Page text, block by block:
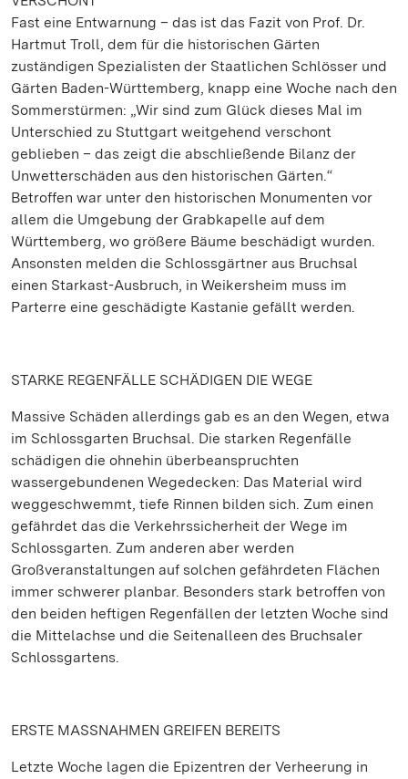
Fast eine Entwarnung – das ist das Fazit von Prof. Dr.
Hartmut Troll, dem für die historischen Gärten
zuständigen Spezialisten der Staatlichen Schlösser und
Gärten Baden-Württemberg, knapp eine Woche nach den
Sommerstürmen: „Wir sind zum Glück dieses Mal im
Unterschied zu Stuttgart weitgehend verschont
geblieben – das zeigt die abschließende Bilanz der
Unwetterschäden aus den historischen Gärten.“
Betroffen war unter den historischen Monumenten vor
allem die Umgebung der Grabkapelle auf dem
Württemberg, wo größere Bäume beschädigt wurden.
Ansonsten melden die Schlossgärtner aus Bruchsal
einen Starkast-Ausbruch, in Weikersheim muss im
Parterre eine geschädigte Kastanie gefällt werden.
STARKE REGENFÄLLE SCHÄDIGEN DIE WEGE
Massive Schäden allerdings gab es an den Wegen, etwa
im Schlossgarten Bruchsal. Die starken Regenfälle
schädigen die ohnehin überbeanspruchten
wassergebundenen Wegedecken: Das Material wird
weggeschwemmt, tiefe Rinnen bilden sich. Zum einen
gefährdet das die Verkehrssicherheit der Wege im
Schlossgarten. Zum anderen aber werden
Großveranstaltungen auf solchen gefährdeten Flächen
immer schwerer planbar. Besonders stark betroffen von
den beiden heftigen Regenfällen der letzten Woche sind
die Mittelachse und die Seitenalleen des Bruchsaler
Schlossgartens.
ERSTE MASSNAHMEN GREIFEN BEREITS
Letzte Woche lagen die Epizentren der Verheerung in